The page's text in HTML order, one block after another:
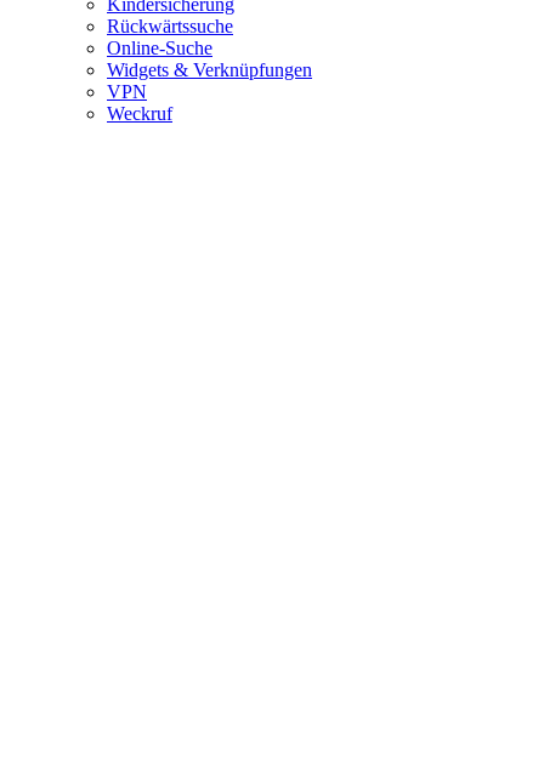
Rückwärtssuche
Online-Suche
Widgets & Verknüpfungen
VPN
Weckruf